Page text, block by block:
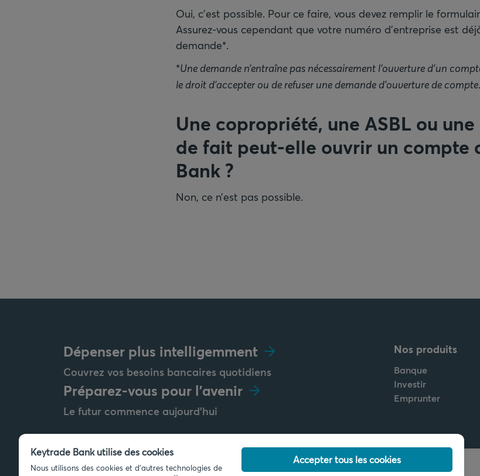
Oui, c’est possible. Pour ce faire, vous devez remplir le
Assurez-vous cependant que votre numéro d’entreprise est
demande*.
*Une demande n’entraîne pas nécessairement l’ouverture d’un
le droit d’accepter ou de refuser une demande d’ouverture de compte.
Une copropriété, une ASBL ou
de fait peut-elle ouvrir un compte
Bank?
Non, ce n’est pas possible.
Dépenser plus intelligemment
Couvrez vos besoins bancaires quotidiens
Préparez-vous pour l'avenir
Le futur commence aujourd'hui
Nos produits
Banque
Investir
Emprunter
Envoyez-nous un message Appelez-nous
Keytrade Bank utilise des cookies
Nous utilisons des cookies et d'autres technologies de
Accepter tous les cookies